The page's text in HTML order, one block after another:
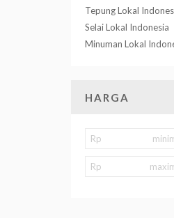
Tepung Lokal
Selai Lokal Indonesia
Minuman Lokal
HARGA
Rp
Rp